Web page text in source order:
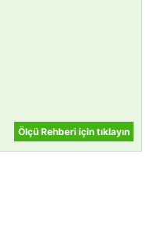
Ölçü Rehberi için tıklayın